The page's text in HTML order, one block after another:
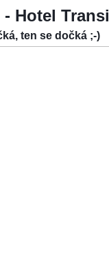
- Hotel
ten se dočká ;-)